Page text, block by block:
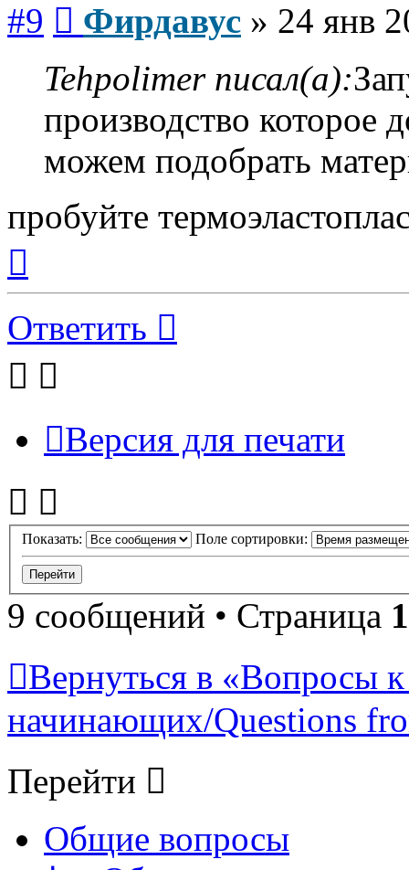
#9 Фирдавус » 24 янв
Tehpolimer писал(а):
производство
можем подобрать
пробуйте
началу
Ответить
Версия для печати
Показать: Поле сортировки:
9 сообщений • Страница 1
Вернуться в «Вопросы
начинающих/Questions
Перейти
Общие вопросы